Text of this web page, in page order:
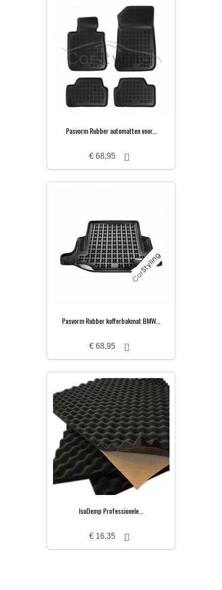
Pasvorm Rubber automatten voor...
€ 68,95
Pasvorm Rubber kofferbakmat BMW...
€ 68,95
IsoDemp Professionele...
€ 16,35